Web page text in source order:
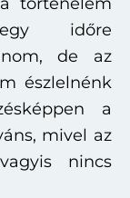
időre
de az
észlelnénk
a
mivel az
nincs